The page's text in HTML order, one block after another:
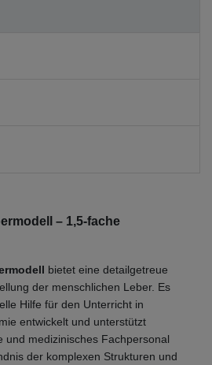
– 1,5-fache
bietet eine detailgetreue
der menschlichen Leber. Es
Hilfe für den Unterricht in
entwickelt und unterstützt
und medizinisches Fachpersonal
der komplexen Strukturen und